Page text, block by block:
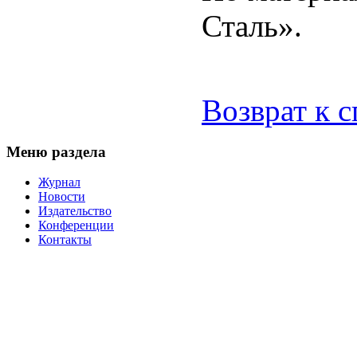
Сталь».
Возврат к
Меню раздела
Журнал
Новости
Издательство
Конференции
Контакты